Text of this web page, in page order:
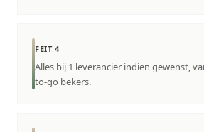
FEIT 4
Alles bij 1 leverancier indien gewenst,
to-go bekers.